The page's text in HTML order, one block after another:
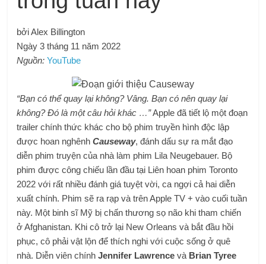
bởi Alex Billington
Ngày 3 tháng 11 năm 2022
Nguồn: YouTube
“Bạn có thể quay lại không? Vâng. Bạn có nên quay lại
không? Đó là một câu hỏi khác …”Apple đã tiết lộ một đoạn
trailer chính thức khác cho bộ phim truyền hình độc lập
được hoan nghênhCauseway, đánh dấu sự ra mắt đạo
diễn phim truyện của nhà làm phim Lila Neugebauer. Bộ
phim được công chiếu lần đầu tại Liên hoan phim Toronto
2022 với rất nhiều đánh giá tuyệt vời, ca ngợi cả hai diễn
xuất chính. Phim sẽ ra rạp và trên Apple TV + vào cuối tuần
này. Một binh sĩ Mỹ bị chấn thương sọ não khi tham chiến
ở Afghanistan. Khi cô trở lại New Orleans và bắt đầu hồi
phục, cô phải vật lộn để thích nghi với cuộc sống ở quê
nhà. Diễn viên chínhJennifer Lawrence và Brian Tyree